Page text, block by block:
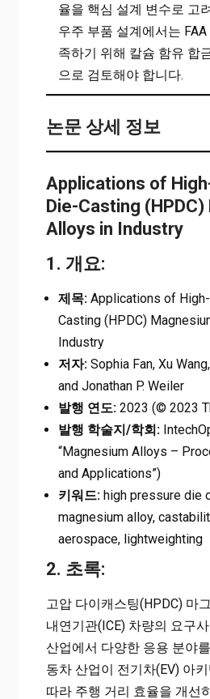
율을 핵심 설계 변수로 고
우주 부품 설계에서는
족하기 위해 칼슘 함유 합
으로 검토해야 합니다.
논문 상세 정보
Applications of
Die-Casting
Alloys in Industry
1. 개요:
제목:Applications of
Casting (HPDC)
Industry
저자:Sophia Fan, Xu
and Jonathan P. Weiler
발행 연도:2023 (© 2023
발행 학술지/학회:
“Magnesium Alloys –
and Applications”)
키워드:high pressure die
magnesium alloy,
aerospace, lightweighting
2. 초록:
고압 다이캐스팅(HPDC) 마
내연기관(ICE) 차량의 요구
산업에서 다양한 응용 분야
동차 산업이 전기차(EV) 아
따라 주행 거리 효율을 개선